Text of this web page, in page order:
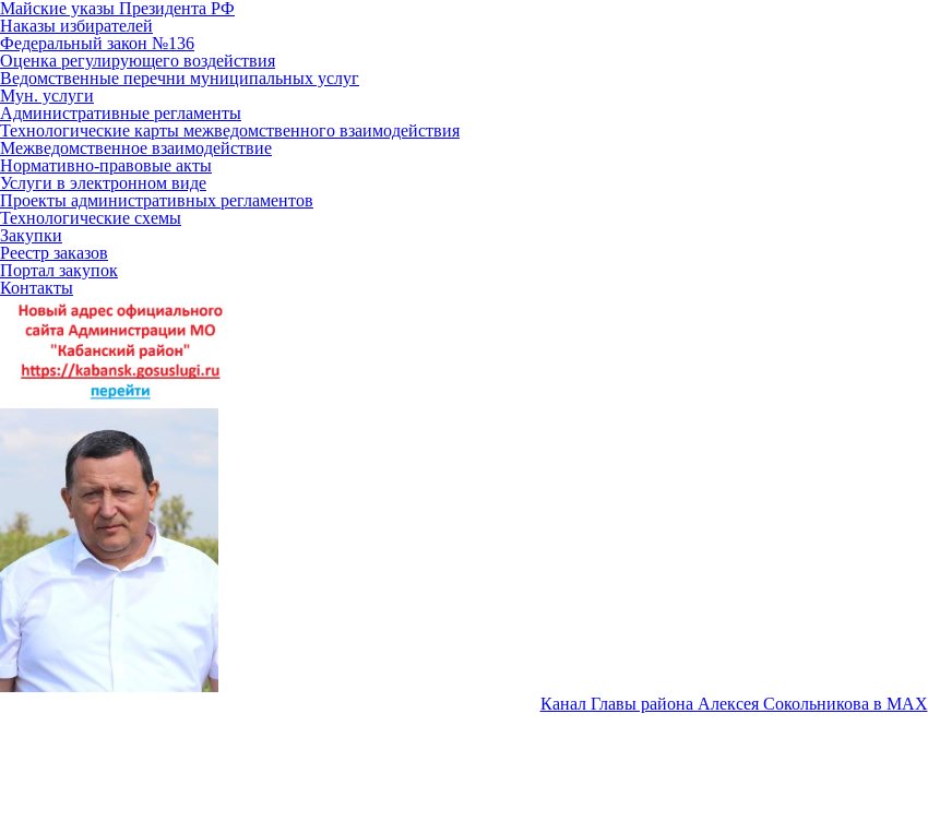
Майские указы Президента РФ
Наказы избирателей
Федеральный закон №136
Оценка регулирующего воздействия
Ведомственные перечни муниципальных услуг
Мун. услуги
Административные регламенты
Технологические карты межведомственного взаимодействия
Межведомственное взаимодействие
Нормативно-правовые акты
Услуги в электронном виде
Проекты административных регламентов
Технологические схемы
Закупки
Реестр заказов
Портал закупок
Контакты
Канал Главы района Алексея Сокольникова в MAX